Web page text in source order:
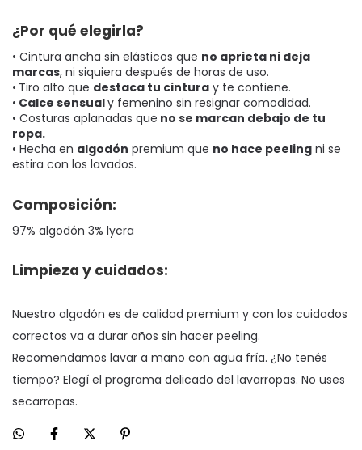
¿Por qué elegirla?
• Cintura ancha sin elásticos que no aprieta ni deja
marcas, ni siquiera después de horas de uso.
• Tiro alto que destaca tu cintura y te contiene.
• Calce sensual y femenino sin resignar comodidad.
• Costuras aplanadas que no se marcan debajo de tu
ropa.
• Hecha en algodón premium que no hace peeling ni se
estira con los lavados.
Composición:
97% algodón 3% lycra
Limpieza y cuidados:
Nuestro algodón es de calidad premium y con los cuidados
correctos va a durar años sin hacer peeling.
Recomendamos lavar a mano con agua fría. ¿No tenés
tiempo? Elegí el programa delicado del lavarropas. No uses
secarropas.